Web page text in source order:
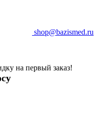
shop@bazismed.ru
на первый заказ!